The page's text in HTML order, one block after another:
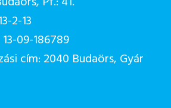
2-13
09-186789
cím: 2040 Budaörs, Gyár